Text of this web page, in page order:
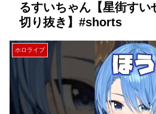
るすいちゃん【星街すい
切り抜き】#shorts
ホロライブ